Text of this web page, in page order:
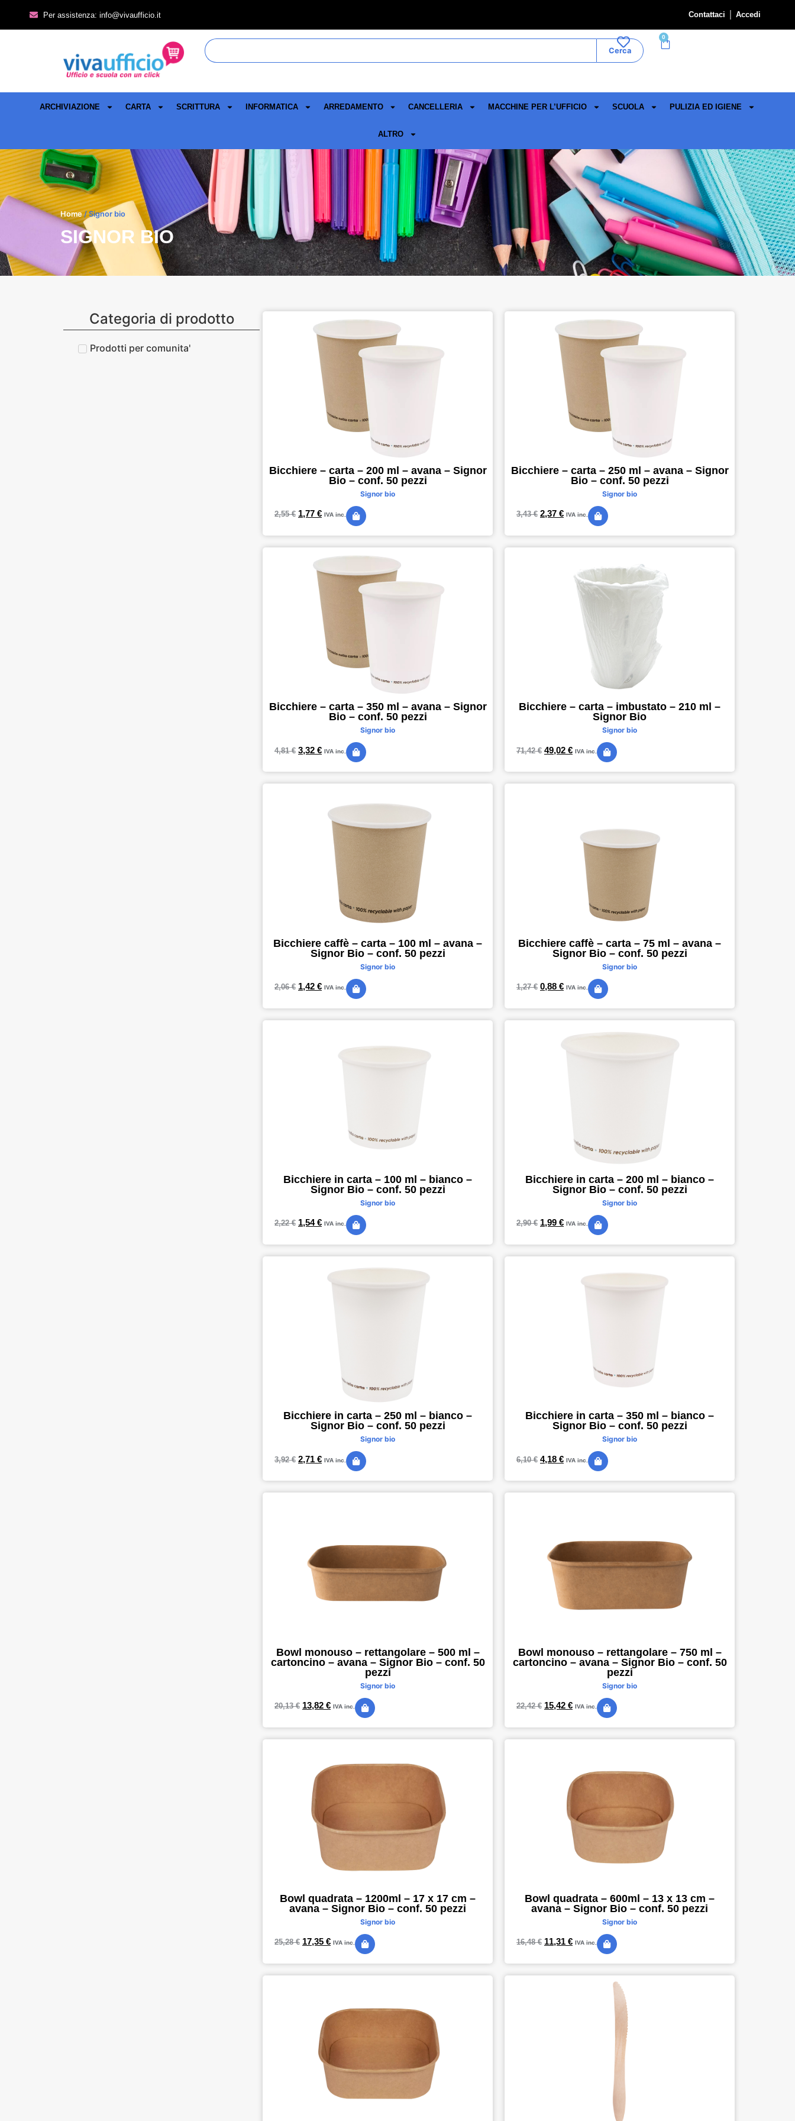
Per assistenza: info@vivaufficio.it Contattaci Accedi
Cerca
0
ARCHIVIAZIONE CARTA SCRITTURA INFORMATICA ARREDAMENTO CANCELLERIA MACCHINE PER L’UFFICIO SCUOLA PULIZIA ED IGIENE
ALTRO
Home/ Signor bio
SIGNOR BIO
Categoria di prodotto
Prodotti per comunita'
Bicchiere – carta – 200 ml – avana – Signor
Bio – conf. 50 pezzi
Signor bio
2,55€ 1,77 € IVA inc.
Bicchiere – carta – 250 ml – avana – Signor
Bio – conf. 50 pezzi
Signor bio
3,43€ 2,37 € IVA inc.
Bicchiere – carta – 350 ml – avana – Signor
Bio – conf. 50 pezzi
Signor bio
4,81€ 3,32 € IVA inc.
Bicchiere – carta – imbustato – 210 ml –
Signor Bio
Signor bio
71,42€ 49,02 € IVA inc.
Bicchiere caffè – carta – 100 ml – avana –
Signor Bio – conf. 50 pezzi
Signor bio
2,06€ 1,42 € IVA inc.
Bicchiere caffè – carta – 75 ml – avana –
Signor Bio – conf. 50 pezzi
Signor bio
1,27€ 0,88 € IVA inc.
Bicchiere in carta – 100 ml – bianco –
Signor Bio – conf. 50 pezzi
Signor bio
2,22€ 1,54€ IVA inc.
Bicchiere in carta – 200 ml – bianco –
Signor Bio – conf. 50 pezzi
Signor bio
2,90€ 1,99 € IVA inc.
Bicchiere in carta – 250 ml – bianco –
Signor Bio – conf. 50 pezzi
Signor bio
3,92€ 2,71 € IVA inc.
Bicchiere in carta – 350 ml – bianco –
Signor Bio – conf. 50 pezzi
Signor bio
6,10€ 4,18 € IVA inc.
Bowl monouso – rettangolare – 500 ml –
cartoncino – avana – Signor Bio – conf. 50
pezzi
Signor bio
20,13€ 13,82 € IVA inc.
Bowl monouso – rettangolare – 750 ml –
cartoncino – avana – Signor Bio – conf. 50
pezzi
Signor bio
22,42€ 15,42 € IVA inc.
Bowl quadrata – 1200ml – 17 x 17 cm –
avana – Signor Bio – conf. 50 pezzi
Signor bio
25,28€ 17,35 € IVA inc.
Bowl quadrata – 600ml – 13 x 13 cm –
avana – Signor Bio – conf. 50 pezzi
Signor bio
16,48€ 11,31 € IVA inc.